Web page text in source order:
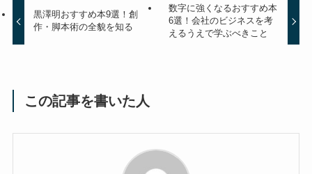
黒澤明おすすめ本9選！創
作・脚本術の全貌を知る
数字に強くなるおすすめ本
6選！会社のビジネスを考
えるうえで学ぶべきこと
この記事を書いた人